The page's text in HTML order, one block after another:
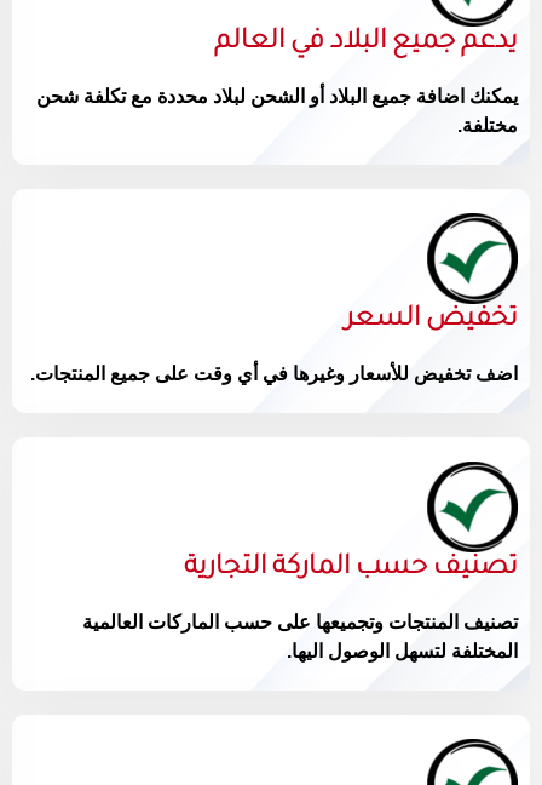
يدعم جميع البلاد في العالم
يمكنك اضافة جميع البلاد أو الشحن لبلاد محددة مع تكلفة شحن
مختلفة.
تخفيض السعر
اضف تخفيض للأسعار وغيرها في أي وقت على جميع المنتجات.
تصنيف حسب الماركة التجارية
تصنيف المنتجات وتجميعها على حسب الماركات العالمية
المختلفة لتسهل الوصول اليها.